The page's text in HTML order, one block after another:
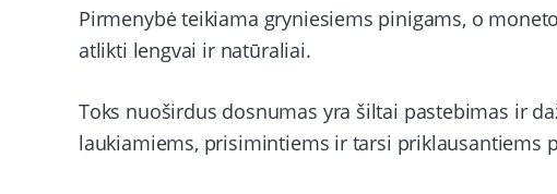
Pirmenybė teikiama gryniesiems pinigams, o
atlikti lengvai ir natūraliai.
Toks nuoširdus dosnumas yra šiltai pastebimas ir
laukiamiems, prisimintiems ir tarsi priklausantiems